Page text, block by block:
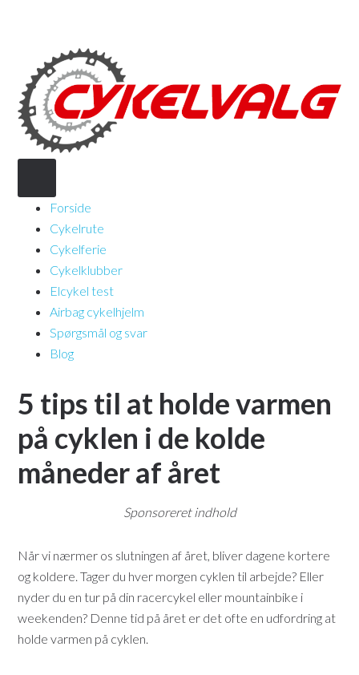
Forside
Cykelrute
Cykelferie
Cykelklubber
Elcykel test
Airbag cykelhjelm
Spørgsmål og svar
Blog
5 tips til at holde varmen
på cyklen i de kolde
måneder af året
Sponsoreret indhold
Når vi nærmer os slutningen af året, bliver dagene kortere
og koldere. Tager du hver morgen cyklen til arbejde? Eller
nyder du en tur på din racercykel eller mountainbike i
weekenden? Denne tid på året er det ofte en udfordring at
holde varmen på cyklen.